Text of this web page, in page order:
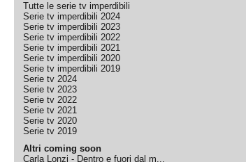
Tutte le serie tv imperdibili
Serie tv imperdibili 2024
Serie tv imperdibili 2023
Serie tv imperdibili 2022
Serie tv imperdibili 2021
Serie tv imperdibili 2020
Serie tv imperdibili 2019
Serie tv 2024
Serie tv 2023
Serie tv 2022
Serie tv 2021
Serie tv 2020
Serie tv 2019
Altri coming soon
Carla Lonzi - Dentro e fuori dal m...